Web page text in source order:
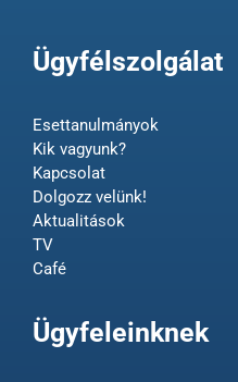
Ügyfélszolgálat
Esettanulmányok
Kik vagyunk?
Kapcsolat
Dolgozz velünk!
Aktualitások
TV
Café
Ügyfeleinknek